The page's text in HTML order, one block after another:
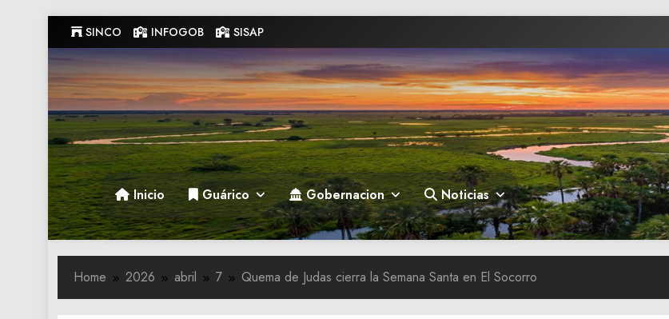
to
content
SINCO INFOGOB SISAP
Gobernacion de Guarico
Gobernacion de Guarico
Inicio Guárico Gobernacion Noticias
Home 2026 abril 7 Quema de Judas cierra la Semana Santa en El Socorro